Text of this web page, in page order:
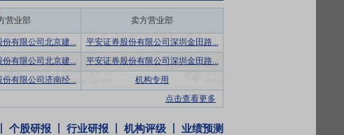
色认证，是国家绿色工厂、智能制造示范工
市场竞争力进一步增强。
本数)可转换公司债券。募集资金总额扣除发行
给国资企业郑州高新投资建设集团有限公司,转
营业部 卖方营业部
有限公司北京建...
平安证券股份有限公司深圳金田路...
有限公司北京建...
平安证券股份有限公司深圳金田路...
份有限公司济南经...
机构专用
点击查看更多
个股研报 行业研报 机构评级 业绩预测